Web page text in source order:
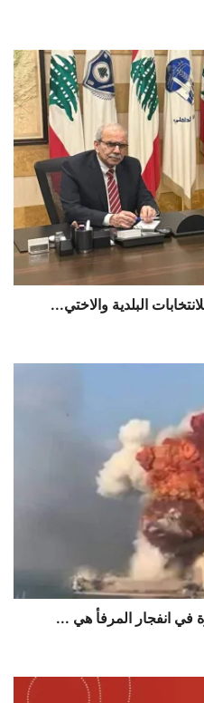
البلدية والاختي...
في انفجار المرفأ هي ...